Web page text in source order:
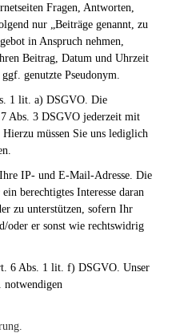
Fragen, Antworten,
nur „Beiträge genannt, zu
in Anspruch nehmen,
Beitrag, Datum und Uhrzeit
genutzte Pseudonym.
1 lit. a) DSGVO. Die
Abs. 3 DSGVO jederzeit mit
müssen Sie uns lediglich
IP- und E-Mail-Adresse. Die
berechtigtes Interesse daran
zu unterstützen, sofern Ihr
oder er sonst wie rechtswidrig
6 Abs. 1 lit. f) DSGVO. Unser
notwendigen